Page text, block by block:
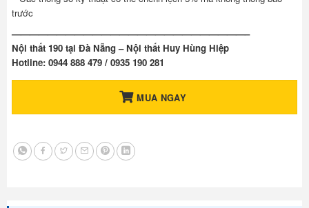
trước
——————————————————————————–
Nội thất 190 tại Đà Nẵng – Nội thất Huy Hùng Hiệp
Hotline: 0944 888 479 / 0935 190 281
MUA NGAY